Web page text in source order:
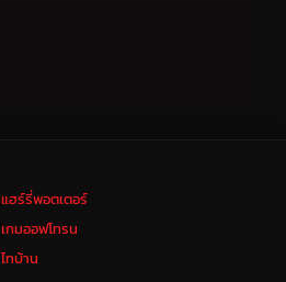
แฮร์รี่พอตเตอร์
เกมออฟโทรน
ไทบ้าน